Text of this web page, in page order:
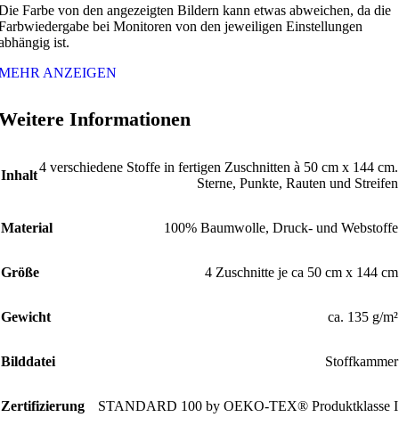
Farbe von den angezeigten Bildern kann etwas abweichen, da die
bei Monitoren von den jeweiligen Einstellungen
ist.
ANZEIGEN
Informationen
Inhalt
4 verschiedene Stoffe in fertigen Zuschnitten à 50 cm x 144 cm.
Sterne, Punkte, Rauten und Streifen
Material 100% Baumwolle, Druck- und Webstoffe
Größe 4 Zuschnitte je ca 50 cm x 144 cm
Gewicht ca. 135 g/m²
Bilddatei Stoffkammer
Zertifizierung STANDARD 100 by OEKO-TEX® Produktklasse I